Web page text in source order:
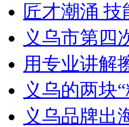
匠才潮涌
义乌市第四
用专业讲解
义乌的两块
义乌品牌出